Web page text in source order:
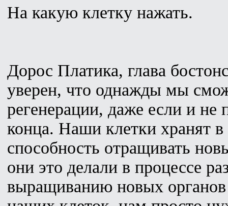
На какую клетку нажать.
Дорос Платика, глава
уверен, что однажды мы
регенерации, даже если и не
конца. Наши клетки хранят
способность отращивать
они это делали в процессе
выращиванию новых